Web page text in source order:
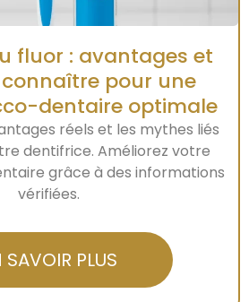
fluor : avantages et
pour une
dentaire optimale
réels et les mythes liés
dentifrice. Améliorez votre
grâce à des informations
vérifiées.
SAVOIR PLUS